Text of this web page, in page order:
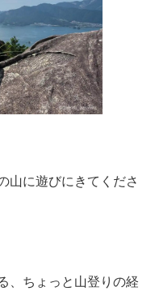
山に遊びにきてくださ
、ちょっと山登りの経